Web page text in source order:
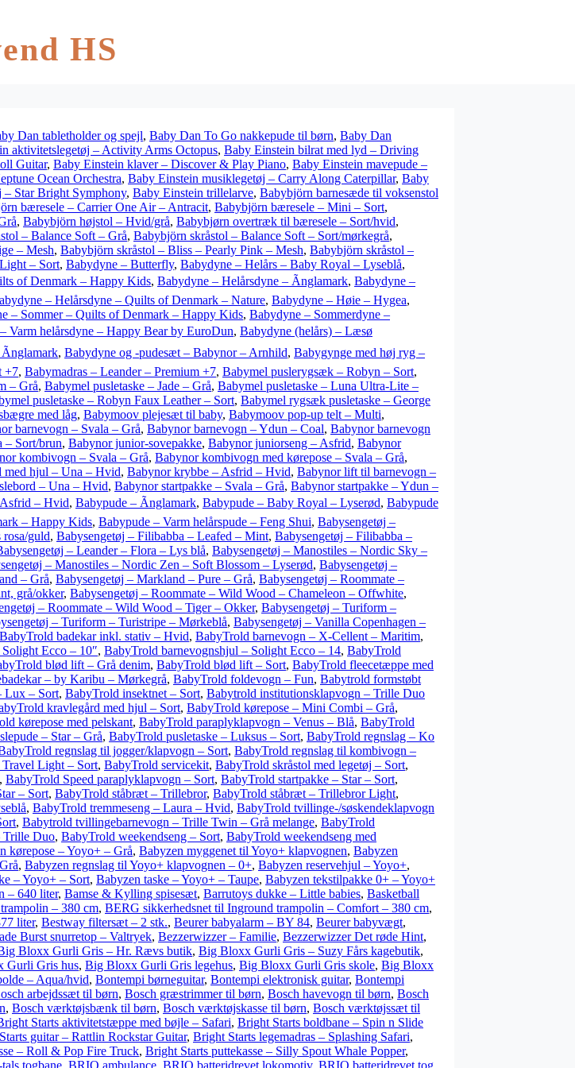
HS
Dan tabletholder og spejl, Baby Dan To Go nakkepude til børn, Baby Dan
aktivitetslegetøj – Activity Arms Octopus, Baby Einstein bilrat med lyd – Driving
Guitar, Baby Einstein klaver – Discover & Play Piano, Baby Einstein mavepude –
Ocean Orchestra, Baby Einstein musiklegetøj – Carry Along Caterpillar, Baby
Star Bright Symphony, Baby Einstein trillelarve, Babybjörn barnesæde til voksenstol
bæresele – Carrier One Air – Antracit, Babybjörn bæresele – Mini – Sort,
, Babybjörn højstol – Hvid/grå, Babybjørn overtræk til bæresele – Sort/hvid,
– Balance Soft – Grå, Babybjörn skråstol – Balance Soft – Sort/mørkegrå,
– Mesh, Babybjörn skråstol – Bliss – Pearly Pink – Mesh, Babybjörn skråstol –
– Sort, Babydyne – Butterfly, Babydyne – Helårs – Baby Royal – Lyseblå,
of Denmark – Happy Kids, Babydyne – Helårsdyne – Ãnglamark, Babydyne –
– Helårsdyne – Quilts of Denmark – Nature, Babydyne – Høie – Hygea,
– Sommer – Quilts of Denmark – Happy Kids, Babydyne – Sommerdyne –
Varm helårsdyne – Happy Bear by EuroDun, Babydyne (helårs) – Læsø
, Babydyne og -pudesæt – Babynor – Arnhild, Babygynge med høj ryg –
+7, Babymadras – Leander – Premium +7, Babymel puslerygsæk – Robyn – Sort,
– Grå, Babymel pusletaske – Jade – Grå, Babymel pusletaske – Luna Ultra-Lite –
pusletaske – Robyn Faux Leather – Sort, Babymel rygsæk pusletaske – George
med låg, Babymoov plejesæt til baby, Babymoov pop-up telt – Multi,
barnevogn – Svala – Grå, Babynor barnevogn – Ydun – Coal, Babynor barnevogn
– Sort/brun, Babynor junior-sovepakke, Babynor juniorseng – Asfrid, Babynor
kombivogn – Svala – Grå, Babynor kombivogn med kørepose – Svala – Grå,
med hjul – Una – Hvid, Babynor krybbe – Asfrid – Hvid, Babynor lift til barnevogn –
– Una – Hvid, Babynor startpakke – Svala – Grå, Babynor startpakke – Ydun –
– Hvid, Babypude – Ãnglamark, Babypude – Baby Royal – Lyserød, Babypude
– Happy Kids, Babypude – Varm helårspude – Feng Shui, Babysengetøj –
guld, Babysengetøj – Filibabba – Leafed – Mint, Babysengetøj – Filibabba –
– Leander – Flora – Lys blå, Babysengetøj – Manostiles – Nordic Sky –
– Manostiles – Nordic Zen – Soft Blossom – Lyserød, Babysengetøj –
– Grå, Babysengetøj – Markland – Pure – Grå, Babysengetøj – Roommate –
grå/okker, Babysengetøj – Roommate – Wild Wood – Chameleon – Offwhite,
– Roommate – Wild Wood – Tiger – Okker, Babysengetøj – Turiform –
– Turiform – Turistripe – Mørkeblå, Babysengetøj – Vanilla Copenhagen –
BabyTrold badekar inkl. stativ – Hvid, BabyTrold barnevogn – X-Cellent – Maritim,
Ecco – 10″, BabyTrold barnevognshjul – Solight Ecco – 14, BabyTrold
blød lift – Grå denim, BabyTrold blød lift – Sort, BabyTrold fleecetæppe med
– by Karibu – Mørkegrå, BabyTrold foldevogn – Fun, Babytrold formstøbt
Lux – Sort, BabyTrold insektnet – Sort, Babytrold institutionsklapvogn – Trille Duo
kravlegård med hjul – Sort, BabyTrold kørepose – Mini Combi – Grå,
kørepose med pelskant, BabyTrold paraplyklapvogn – Venus – Blå, BabyTrold
– Star – Grå, BabyTrold pusletaske – Luksus – Sort, BabyTrold regnslag – Ko
regnslag til jogger/klapvogn – Sort, BabyTrold regnslag til kombivogn –
Light – Sort, BabyTrold servicekit, BabyTrold skråstol med legetøj – Sort,
, BabyTrold Speed paraplyklapvogn – Sort, BabyTrold startpakke – Star – Sort,
– Sort, BabyTrold ståbræt – Trillebror, BabyTrold ståbræt – Trillebror Light,
, BabyTrold tremmeseng – Laura – Hvid, BabyTrold tvillinge-/søskendeklapvogn
, Babytrold tvillingebarnevogn – Trille Twin – Grå melange, BabyTrold
Trille Duo, BabyTrold weekendseng – Sort, BabyTrold weekendseng med
kørepose – Yoyo+ – Grå, Babyzen myggenet til Yoyo+ klapvognen, Babyzen
, Babyzen regnslag til Yoyo+ klapvognen – 0+, Babyzen reservehjul – Yoyo+,
– Yoyo+ – Sort, Babyzen taske – Yoyo+ – Taupe, Babyzen tekstilpakke 0+ – Yoyo+
– 640 liter, Bamse & Kylling spisesæt, Barrutoys dukke – Little babies, Basketball
– 380 cm, BERG sikkerhedsnet til Inground trampolin – Comfort – 380 cm,
liter, Bestway filtersæt – 2 stk., Beurer babyalarm – BY 84, Beurer babyvægt,
Burst snurretop – Valtryek, Bezzerwizzer – Familie, Bezzerwizzer Det røde Hint,
Bloxx Gurli Gris – Hr. Rævs butik, Big Bloxx Gurli Gris – Suzy Fårs kagebutik,
Gurli Gris hus, Big Bloxx Gurli Gris legehus, Big Bloxx Gurli Gris skole, Big Bloxx
– Aqua/hvid, Bontempi børneguitar, Bontempi elektronisk guitar, Bontempi
arbejdssæt til børn, Bosch græstrimmer til børn, Bosch havevogn til børn, Bosch
, Bosch værktøjsbænk til børn, Bosch værktøjskasse til børn, Bosch værktøjssæt til
Starts aktivitetstæppe med bøjle – Safari, Bright Starts boldbane – Spin n Slide
guitar – Rattlin Rockstar Guitar, Bright Starts legemadras – Splashing Safari,
– Roll & Pop Fire Truck, Bright Starts puttekasse – Silly Spout Whale Popper,
togbane BRIO ambulance BRIO batteridrevet lokomotiv, BRIO batteridrevet tog